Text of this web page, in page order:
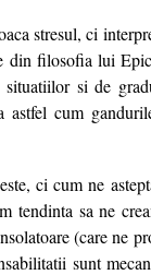
stresul, ci
din filosofia lui
situatiilor si de
cum
ci cum ne
tendinta sa ne
(care ne
sunt